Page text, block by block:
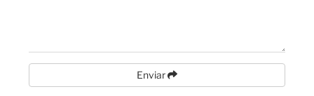
Enviar